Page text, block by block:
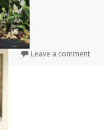
Leave a comment